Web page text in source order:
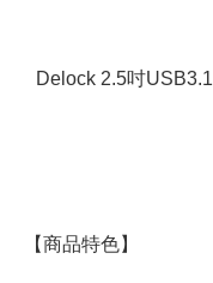
Delock 2.5吋
【商品特色】